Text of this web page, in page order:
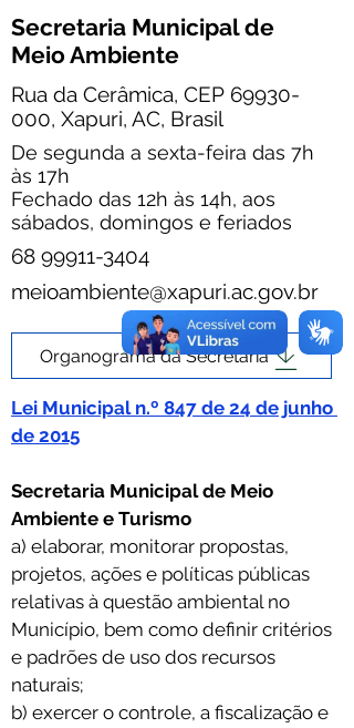
Secretaria Municipal de
Meio Ambiente
Rua da Cerâmica, CEP 69930-
000, Xapuri, AC, Brasil
De segunda a sexta-feira das 7h
às 17h
Fechado das 12h às 14h, aos
sábados, domingos e feriados
68 99911-3404
meioambiente@xapuri.ac.gov.br
Organograma da Secretaria
Lei Municipal n.º 847 de 24 de junho
de 2015
Secretaria Municipal de Meio
Ambiente e Turismo
a) elaborar, monitorar propostas,
projetos, ações e políticas públicas
relativas à questão ambiental no
Município, bem como definir critérios
e padrões de uso dos recursos
naturais;
b) exercer o controle, a fiscalização e